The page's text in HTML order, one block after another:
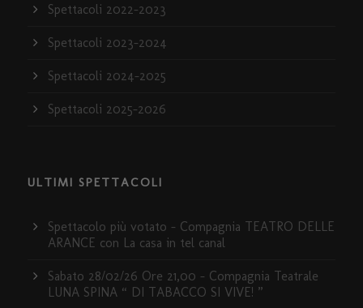
Spettacoli 2022-2023
Spettacoli 2023-2024
Spettacoli 2024-2025
Spettacoli 2025-2026
ULTIMI SPETTACOLI
Spettacolo più votato – Compagnia TEATRO DELLE
ARANCE con La casa in tel canal
Sabato 28/02/26 Ore 21,00 – Compagnia Teatrale
LUNA SPINA “ DI TABACCO SI VIVE! ”